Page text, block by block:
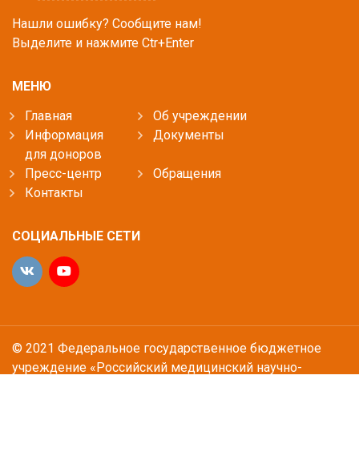
Нашли ошибку? Сообщите нам!
Выделите и нажмите Ctr+Enter
МЕНЮ
Главная
Об учреждении
Информация
для доноров
Документы
Пресс-центр
Обращения
Контакты
СОЦИАЛЬНЫЕ СЕТИ
© 2021 Федеральное государственное бюджетное
учреждение «Российский медицинский научно-